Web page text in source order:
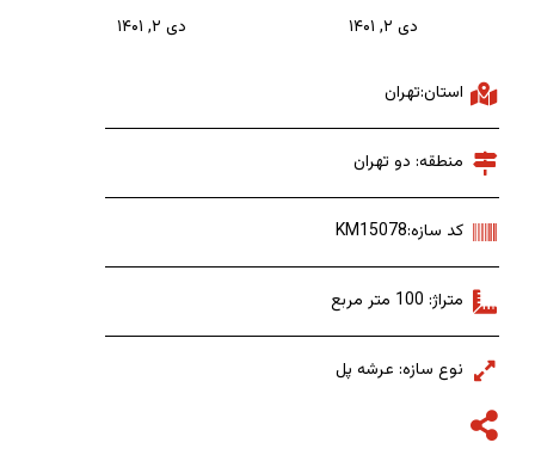
دی ۲, ۱۴۰۱ دی ۲, ۱۴۰۱
استان:تهران
منطقه: دو تهران
کد سازه:KM15078
متراژ: 100 متر مربع
نوع سازه: عرشه پل